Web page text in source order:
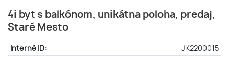
4i byt s balkónom, unikátna poloha, predaj,
Staré Mesto
Interné ID:
JK2200015